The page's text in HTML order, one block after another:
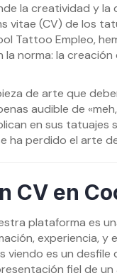
la creatividad y
vitae (CV) de los
Tattoo Empleo,
norma: la
de arte que
audible de
en sus
ha perdido el arte
CV en
plataforma es
experiencia, y
viendo es un
fiel de